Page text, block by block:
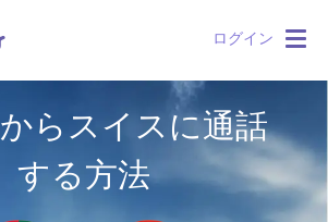
ログイン
らスイスに通話
する方法